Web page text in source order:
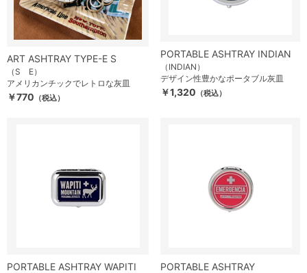
ART ASHTRAY TYPE-E S
（S E）
アメリカンチックでレトロな灰皿
￥770 （税込）
PORTABLE ASHTRAY INDIAN
（INDIAN）
デザイン性豊かなポータブル灰皿
￥1,320 （税込）
PORTABLE ASHTRAY WAPITI
PORTABLE ASHTRAY